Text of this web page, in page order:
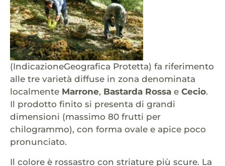
(IndicazioneGeografica Protetta) fa riferimento
alle tre varietà diffuse in zona denominata
localmente Marrone, Bastarda Rossa e Cecio.
Il prodotto finito si presenta di grandi
dimensioni (massimo 80 frutti per
chilogrammo), con forma ovale e apice poco
pronunciato.
Il colore è rossastro con striature più scure. La